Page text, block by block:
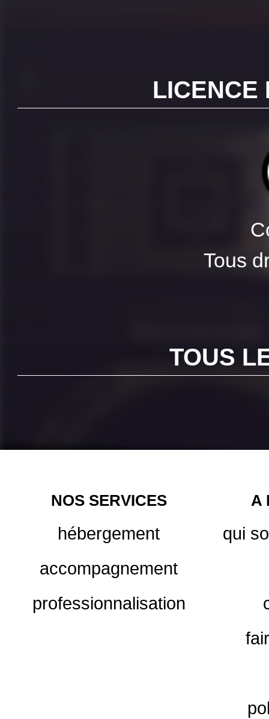
LICENCE
Tous
TOUS
NOS SERVICES
hébergement
accompagnement
professionnalisation
A
qui